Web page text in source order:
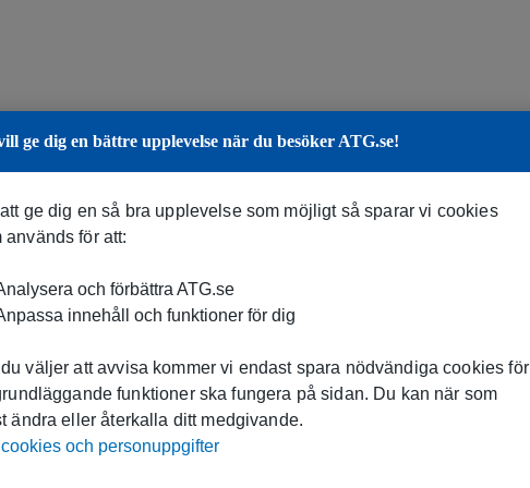
ge dig en bättre upplevelse när du besöker ATG.se!
ge dig en så bra upplevelse som möjligt så sparar vi cookies
används för att:
och förbättra ATG.se
innehåll och funktioner för dig
väljer att avvisa kommer vi endast spara nödvändiga cookies för
funktioner ska fungera på sidan. Du kan när som
ändra eller återkalla ditt medgivande.
och personuppgifter